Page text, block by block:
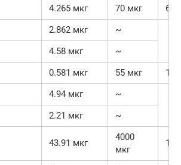
4.265 мкг 70 мкг
2.862 мкг
~
4.58 мкг
~
0.581 мкг 55 мкг
4.94 мкг
~
2.21 мкг ~
43.91 мкг
4000
мкг